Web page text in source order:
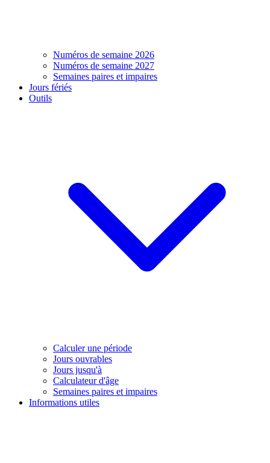
Numéros de semaine 2026
Numéros de semaine 2027
Semaines paires et impaires
Jours fériés
Outils
Calculer une période
Jours ouvrables
Jours jusqu'à
Calculateur d'âge
Semaines paires et impaires
Informations utiles